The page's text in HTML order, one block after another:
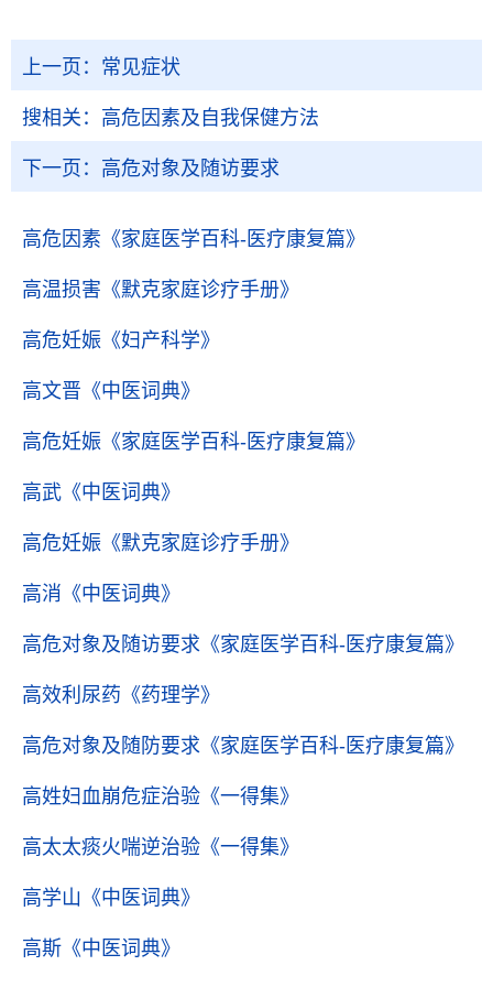
上一页： 常见症状
搜相关： 高危因素及自我保健方法
下一页： 高危对象及随访要求
高危因素 《家庭医学百科-医疗康复篇》
高温损害 《默克家庭诊疗手册》
高危妊娠 《妇产科学》
高文晋 《中医词典》
高危妊娠 《家庭医学百科-医疗康复篇》
高武 《中医词典》
高危妊娠 《默克家庭诊疗手册》
高消 《中医词典》
高危对象及随访要求 《家庭医学百科-医疗康复篇》
高效利尿药 《药理学》
高危对象及随防要求 《家庭医学百科-医疗康复篇》
高姓妇血崩危症治验 《一得集》
高太太痰火喘逆治验 《一得集》
高学山 《中医词典》
高斯 《中医词典》